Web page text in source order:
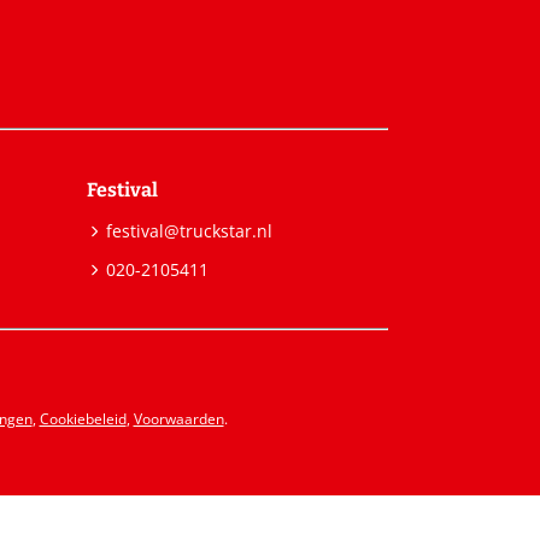
Festival
festival@truckstar.nl
020-2105411
,Cookiebeleid,Voorwaarden.